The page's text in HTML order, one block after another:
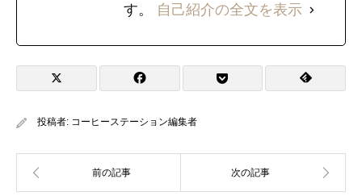
す。 自己紹介の全文を表示
投稿者: コーヒーステーション編集者